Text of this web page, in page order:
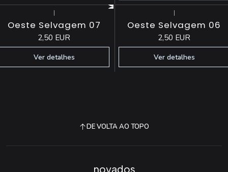
|
Oeste Selvagem 07
2,50 EUR
Ver detalhes
|
Oeste Selvagem 06
2,50 EUR
Ver detalhes
DE VOLTA AO TOPO
novados